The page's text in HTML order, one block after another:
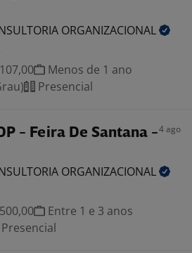
ORGANIZACIONAL
Menos de 1 ano
Presencial
- Feira De Santana -4 ago
ORGANIZACIONAL
Entre 1 e 3 anos
Presencial